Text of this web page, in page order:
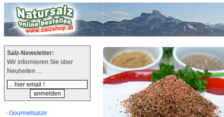
Salz-Newsletter:
Wir informieren Sie über
Neuheiten ...
- Gourmetsalze